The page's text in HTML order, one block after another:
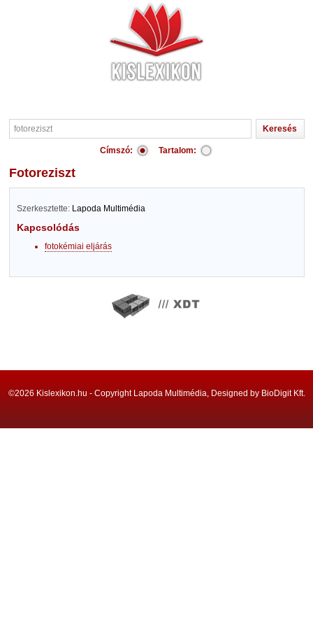
Címszó: Tartalom:
fotoreziszt
Szerkesztette: Lapoda Multimédia
Kapcsolódás
fotokémiai eljárás
©2026 Kislexikon.hu - Copyright Lapoda Multimédia, Designed by BioDigit Kft.